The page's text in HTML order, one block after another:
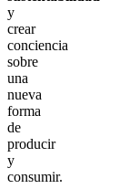
y
crear
conciencia
sobre
una
nueva
forma
de
producir
y
consumir.